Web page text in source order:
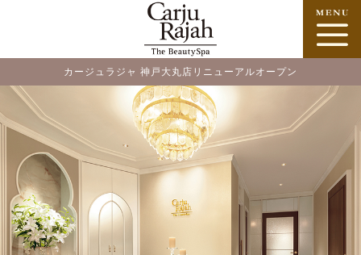
カージュラジャ 神戸大丸店リニューアルオープン